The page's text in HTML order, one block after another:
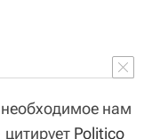
нам
Politico